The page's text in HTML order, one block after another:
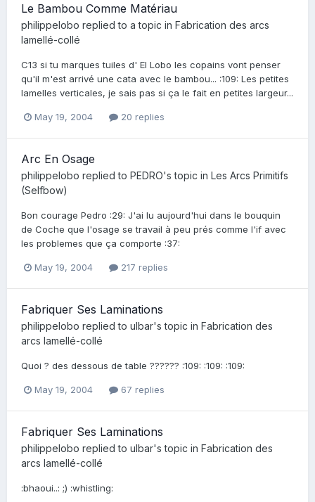
Le Bambou Comme Matériau
philippelobo replied to a topic in Fabrication des arcs
lamellé-collé
C13 si tu marques tuiles d' El Lobo les copains vont penser
qu'il m'est arrivé une cata avec le bambou... :109: Les petites
lamelles verticales, je sais pas si ça le fait en petites largeur...
May 19, 2004 20 replies
Arc En Osage
philippelobo replied to PEDRO's topic in Les Arcs Primitifs
(Selfbow)
Bon courage Pedro :29: J'ai lu aujourd'hui dans le bouquin
de Coche que l'osage se travail à peu prés comme l'if avec
les problemes que ça comporte :37:
May 19, 2004 217 replies
Fabriquer Ses Laminations
philippelobo replied to ulbar's topic in Fabrication des
arcs lamellé-collé
Quoi ? des dessous de table ?????? :109: :109: :109:
May 19, 2004 67 replies
Fabriquer Ses Laminations
philippelobo replied to ulbar's topic in Fabrication des
arcs lamellé-collé
:bhaoui..: ;) :whistling: